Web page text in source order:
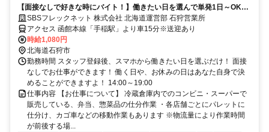
【面接なしで好きな時にバイト！】働きたい日を選んで単発1日～OK！
お給料は即日払いでお財布も安心♪
SBSフレックネット 株式会社 北海道運営部 石狩営業所
アクセス 函館本線「手稲駅」より車15分※送迎あり
時給1,080円
北海道石狩市
勤務時間 スタッフ登録後、スマホから働きたい日を選ぶだけ！ 面接
なしでお仕事ができます！ 働く日や、お休みの日はあなた自身で決
めることができますよ！ 14:00～19:00
仕事内容 【お仕事について】 冷蔵倉庫内でのコンビニ・スーパーで
販売している、弁当、惣菜品の仕分作業 ・各店舗ごとにパレットに
仕分け、カゴ車などの移動作業もあります ※物流量により作業時間
が前後する場...